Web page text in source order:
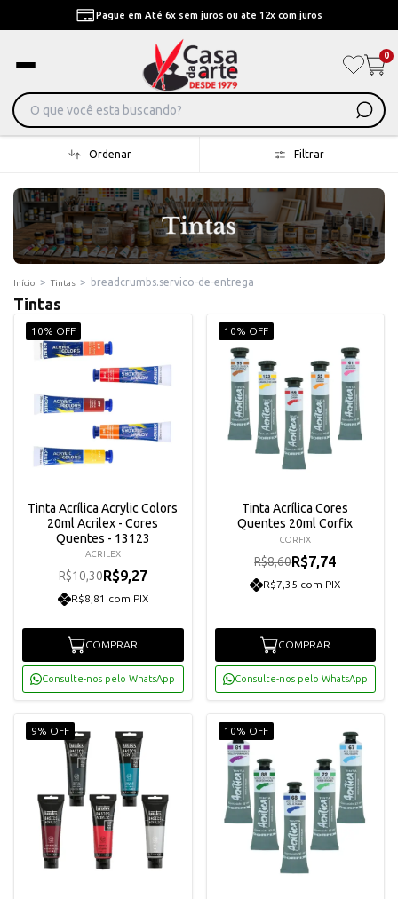
Pague em Até 6x sem juros ou ate 12x com juros
0
Ordenar Filtrar
Início > Tintas > breadcrumbs.servico-de-entrega
Tintas
10% OFF
Tinta Acrílica Acrylic Colors
20ml Acrilex - Cores
Quentes - 13123
ACRILEX
R$10,30R$9,27
R$8,81 com PIX
COMPRAR
Consulte-nos pelo WhatsApp
10% OFF
Tinta Acrílica Cores
Quentes 20ml Corfix
CORFIX
R$8,60R$7,74
R$7,35 com PIX
COMPRAR
Consulte-nos pelo WhatsApp
9% OFF 10% OFF